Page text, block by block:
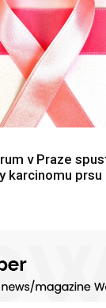
v Praze
karcinomu prsu